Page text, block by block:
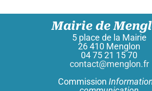
Mairie de
5 place de la Mairie
26 410 Menglon
04 75 21 15 70
contact@menglon.fr
Commission